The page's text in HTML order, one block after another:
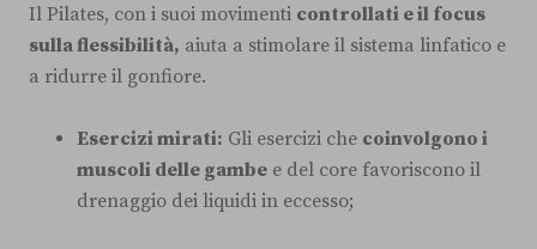
Il Pilates, con i suoi movimenti controllati e il focus
sulla flessibilità, aiuta a stimolare il sistema linfatico e
a ridurre il gonfiore.
Esercizi mirati: Gli esercizi che coinvolgono i
muscoli delle gambe e del core favoriscono il
drenaggio dei liquidi in eccesso;